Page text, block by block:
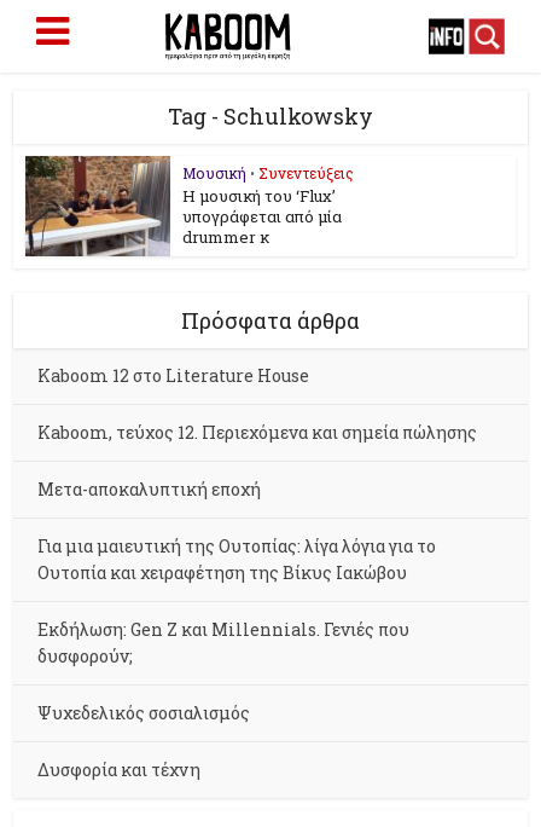
Tag - Schulkowsky
Μουσική • Συνεντεύξεις
Η μουσική του ‘Flux’
υπογράφεται από μία
drummer κ
Πρόσφατα άρθρα
Kaboom 12 στο Literature House
Kaboom, τεύχος 12. Περιεχόμενα και σημεία πώλησης
Μετα-αποκαλυπτική εποχή
Για μια μαιευτική της Ουτοπίας: λίγα λόγια για το
Ουτοπία και χειραφέτηση της Βίκυς Ιακώβου
Εκδήλωση: Gen Z και Millennials. Γενιές που
δυσφορούν;
Ψυχεδελικός σοσιαλισμός
Δυσφορία και τέχνη